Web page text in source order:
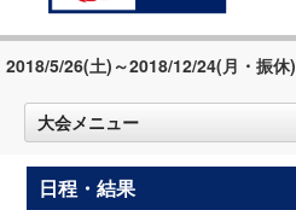
2018/5/26(土)～2018/12/24(月・振休)
大会メニュー
日程・結果